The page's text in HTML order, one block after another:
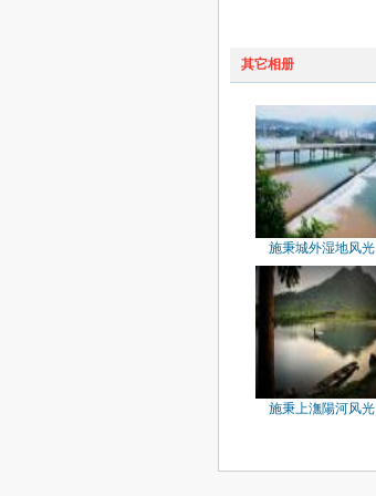
其它相册
施秉城外湿地风光
施秉上潕陽河风光